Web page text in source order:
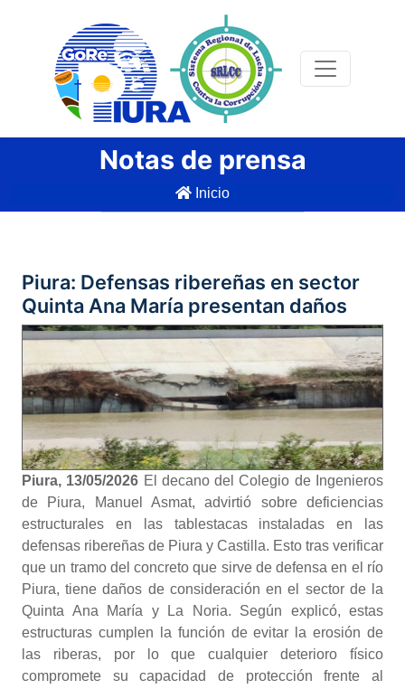
Notas de prensa
Inicio
Piura: Defensas ribereñas en sector
Quinta Ana María presentan daños
Piura, 13/05/2026 El decano del Colegio de Ingenieros
de Piura, Manuel Asmat, advirtió sobre deficiencias
estructurales en las tablestacas instaladas en las
defensas ribereñas de Piura y Castilla. Esto tras verificar
que un tramo del concreto que sirve de defensa en el río
Piura, tiene daños de consideración en el sector de la
Quinta Ana María y La Noria. Según explicó, estas
estructuras cumplen la función de evitar la erosión de
las riberas, por lo que cualquier deterioro físico
compromete su capacidad de protección frente al